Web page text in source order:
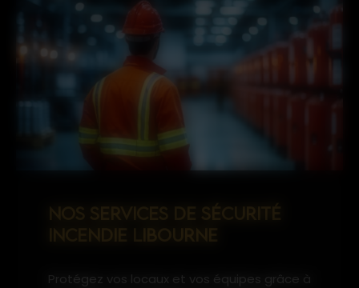
NOS SERVICES DE SÉCURITÉ
Protégez vos locaux et vos équipes grâce à